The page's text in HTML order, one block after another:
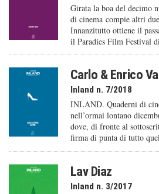
Girata la boa del decimo
di cinema compie altri
Innanzitutto ottiene il
il Paradies Film Festival
Carlo & Enrico
Inland n. 7/2018
INLAND. Quaderni di
nell’ormai lontano
dove, di fronte al
firma di punta di tutto
Lav Diaz
Inland n. 3/2017